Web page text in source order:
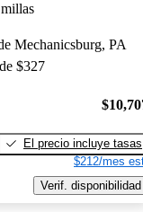
Mechanicsburg, PA
$327
El precio incluye tasas
$212/mes
Verif. disponibilidad